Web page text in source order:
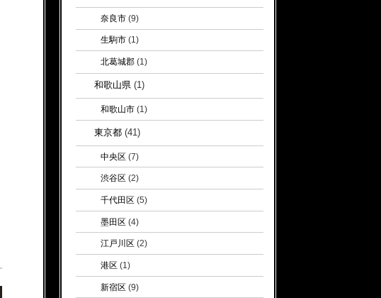
奈良市(9)
生駒市(1)
北葛城郡(1)
和歌山県(1)
和歌山市(1)
東京都(41)
中央区(7)
渋谷区 (2)
千代田区(5)
墨田区(4)
江戸川区 (2)
港区(1)
新宿区(9)